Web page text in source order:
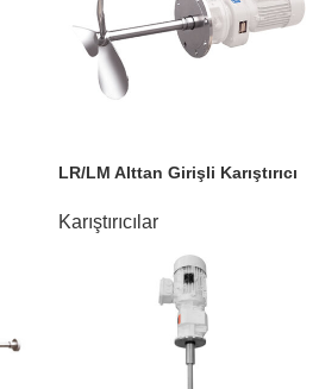
LR/LM Alttan Girişli Karıştırıcı
Karıştırıcılar